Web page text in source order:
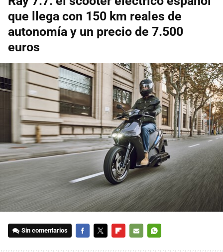
que llega con 150 km reales de
autonomía y un precio de 7.500
euros
Sin comentarios